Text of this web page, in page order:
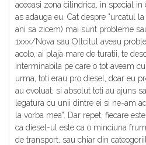
aceeasi zona cilindrica, in special
as adauga eu. Cat despre "urcatul
ani sa zicem) mai sunt probleme
1xxx/Nova sau Oltcitul aveau
acolo, ai plaja mare de turatii, te
interminabila pe care o tot aveam
urma, toti erau pro diesel, doar eu
au evoluat, si absolut toti au ajuns
legatura cu unii dintre ei si ne-am
la vorba mea". Dar repet, fiecare
ca diesel-ul este ca o minciuna
de transport, sau chiar din